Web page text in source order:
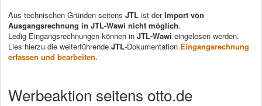
Aus technischen Gründen seitens JTL ist derImport von
Ausgangsrechnung in JTL-Wawi nicht möglich.
Ledig Eingangsrechnungen können in JTL-Wawi eingelesen werden.
Lies hierzu die weiterführende JTL-Dokumentation Eingangsrechnung
erfassen und bearbeiten.
Werbeaktion seitens otto.de